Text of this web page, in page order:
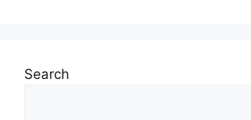
Search